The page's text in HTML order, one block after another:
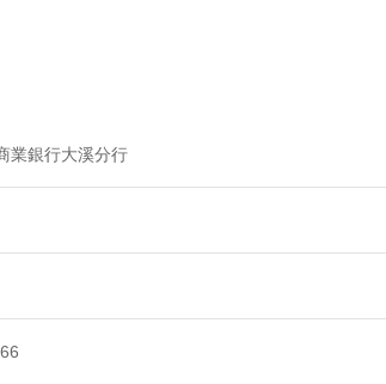
業銀行大溪分行